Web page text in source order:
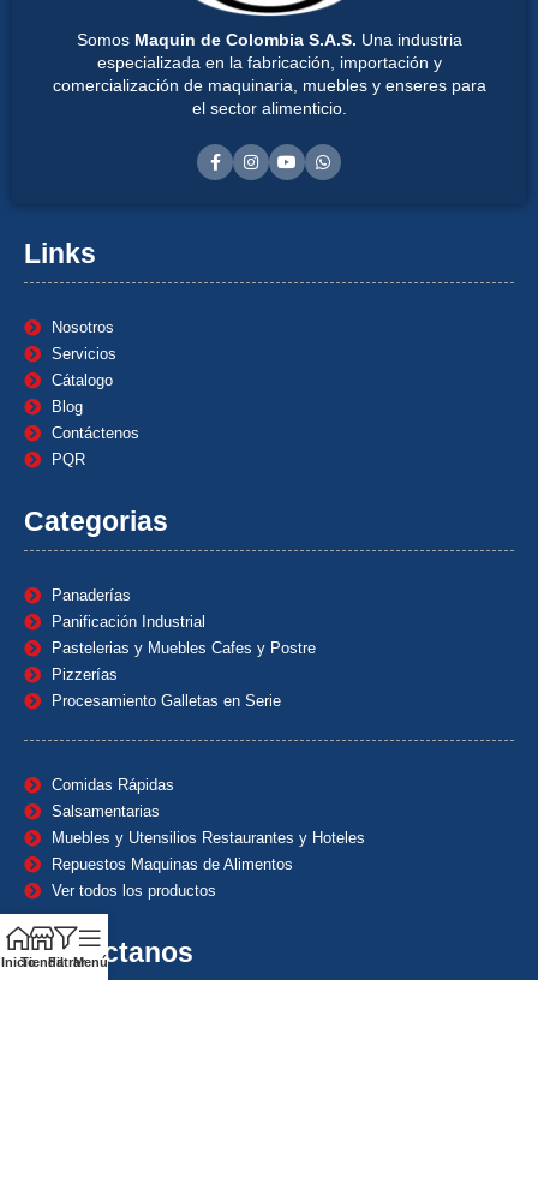
Somos Maquin de Colombia S.A.S. Una industria
especializada en la fabricación, importación y
comercialización de maquinaria, muebles y enseres para
el sector alimenticio.
Links
Nosotros
Servicios
Cátalogo
Blog
Contáctenos
PQR
Categorias
Panaderías
Panificación Industrial
Pastelerias y Muebles Cafes y Postre
Pizzerías
Procesamiento Galletas en Serie
Comidas Rápidas
Salsamentarias
Muebles y Utensilios Restaurantes y Hoteles
Repuestos Maquinas de Alimentos
Ver todos los productos
Contáctanos
InicioTiendaFiltrarMenú